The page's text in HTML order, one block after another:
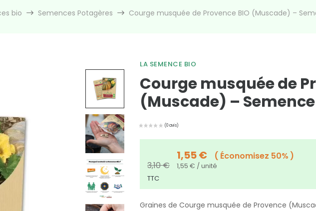
bio Semences Potagères Courge musquée de Provence BIO (Muscade) –
LA SEMENCE BIO
Courge musquée de
(Muscade) –
3,10 €
1,55 € Économisez 50%
1,55 € / unité
TTC
Graines de Courge musquée de Provence